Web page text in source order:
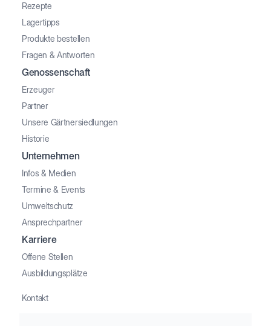
Rezepte
Lagertipps
Produkte bestellen
Fragen & Antworten
Genossenschaft
Erzeuger
Partner
Unsere Gärtnersiedlungen
Historie
Unternehmen
Infos & Medien
Termine & Events
Umweltschutz
Ansprechpartner
Karriere
Offene Stellen
Ausbildungsplätze
Kontakt